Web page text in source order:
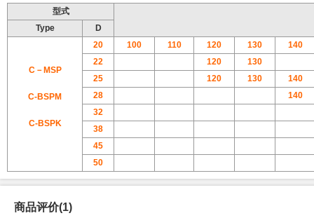
型式
Type
D
C－MSP
C-BSPM
C-BSPK
20 100 110 120 130
140
22
120
130
25
120 130
140
28
140
32
38
45
50
商品评价(1)